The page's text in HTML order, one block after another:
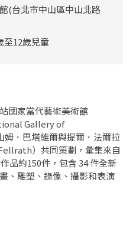
(台北市中山區中山北路
至12歲兒童
國家當代藝術美術館
Gallery of
．巴塔維爾與提爾．法爾拉
）共同策劃，彙集來自
品約150件，包含 34 件全新
、雕塑、錄像、攝影和表演